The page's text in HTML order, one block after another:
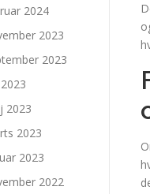
2024
2023
2023
2023
2023
2023
2022